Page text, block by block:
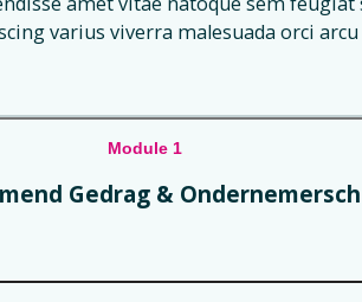
varius viverra malesuada orci
Module 1
Gedrag &